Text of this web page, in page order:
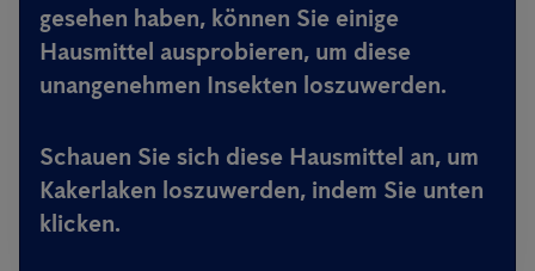
gesehen haben, können Sie einige
Hausmittel ausprobieren, um diese
unangenehmen Insekten loszuwerden.
Schauen Sie sich diese Hausmittel an, um
Kakerlaken loszuwerden, indem Sie unten
klicken.